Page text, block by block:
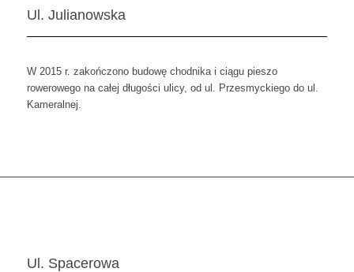
Ul. Julianowska
W 2015 r. zakończono budowę chodnika i ciągu pieszo
rowerowego na całej długości ulicy, od ul. Przesmyckiego do ul.
Kameralnej.
Ul. Spacerowa